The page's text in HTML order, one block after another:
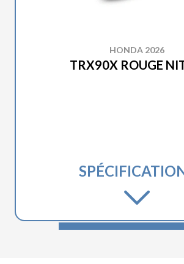
HONDA 2026
TRX90X ROUGE